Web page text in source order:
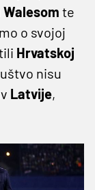
Walesom te
o svojoj
Hrvatskoj
nisu
Latvije,